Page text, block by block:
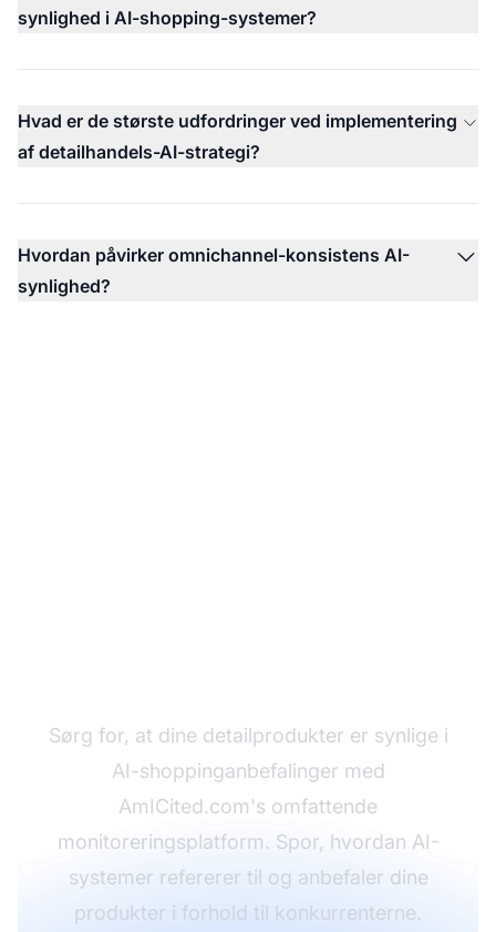
synlighed i AI-shopping-systemer?
Hvad er de største udfordringer ved implementering
af detailhandels-AI-strategi?
Hvordan påvirker omnichannel-konsistens AI-
synlighed?
Sørg for, at dine detailprodukter er synlige i
AI-shoppinganbefalinger med
AmICited.com's omfattende
monitoreringsplatform. Spor, hvordan AI-
systemer refererer til og anbefaler dine
produkter i forhold til konkurrenterne.